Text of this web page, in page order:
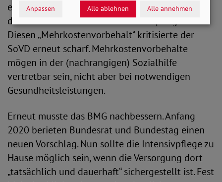
eistungsort musste „angemessen“ und durfte
damit nicht viel teurer als die Heimpflege sein.
Diesen „Mehrkostenvorbehalt“ kritisierte der
SoVD erneut scharf. Mehrkostenvorbehalte
mögen in der (nachrangigen) Sozialhilfe
vertretbar sein, nicht aber bei notwendigen
Gesundheitsleistungen.
Erneut musste das BMG nachbessern. Anfang
2020 berieten Bundesrat und Bundestag einen
neuen Vorschlag. Nun sollte die Intensivpflege zu
Hause möglich sein, wenn die Versorgung dort
„tatsächlich und dauerhaft“ sichergestellt ist. Fest
Anpassen Alle ablehnen Alle annehmen